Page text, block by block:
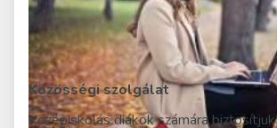
Közösségi szolgálat
Középiskolás diákok számára